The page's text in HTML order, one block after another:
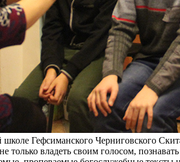
Гефсиманского Черниговского
только владеть своим голосом,